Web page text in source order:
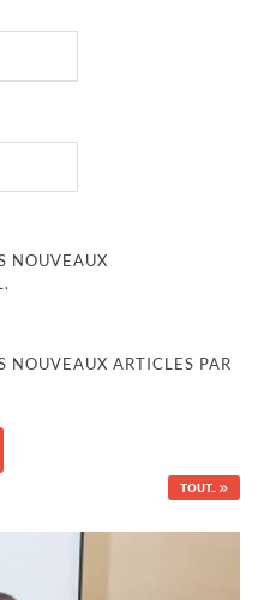
NOUVEAUX
NOUVEAUX ARTICLES PAR
TOUT..